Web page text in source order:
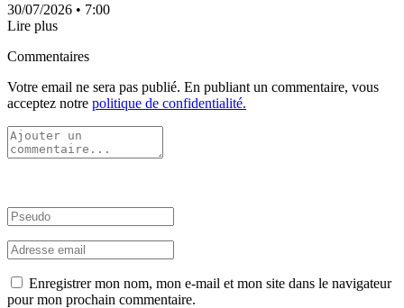
30/07/2026 • 7:00
Lire plus
Commentaires
Votre email ne sera pas publié. En publiant un commentaire, vous
acceptez notre politique de confidentialité.
Enregistrer mon nom, mon e-mail et mon site dans le navigateur
pour mon prochain commentaire.